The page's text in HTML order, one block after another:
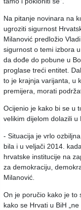
Na pitanje novinara na
ugroziti sigurnost
Milanović predložio
sigurnost o temi izbora
da dođe do pobune u
proglase treći entitet.
to je krajnja varijanta, u
premijera, morati
Ocijenio je kako bi se u
velikim dijelom dolazili u
- Situacija je vrlo
bila i u veljači 2014.
hrvatske institucije na
za demokraciju,
Milanović.
On je poručio kako je to
kako se Hrvati u BiH „ne